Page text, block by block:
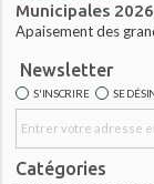
Municipales
Apaisement des
Newsletter
S'INSCRIRE SE
Catégories